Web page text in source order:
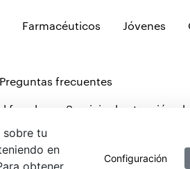
Farmacéuticos Jóvenes
Preguntas frecuentes
fraude Servicio de atención al
Política de privacidad web MIFID
sobre tu
en
obtener
Configuración